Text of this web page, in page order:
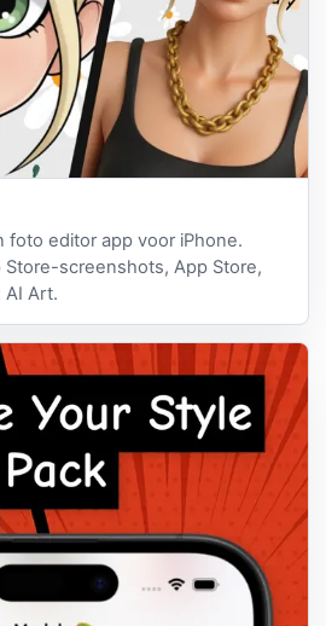
foto editor app voor iPhone.
screenshots, App Store,
AI Art.